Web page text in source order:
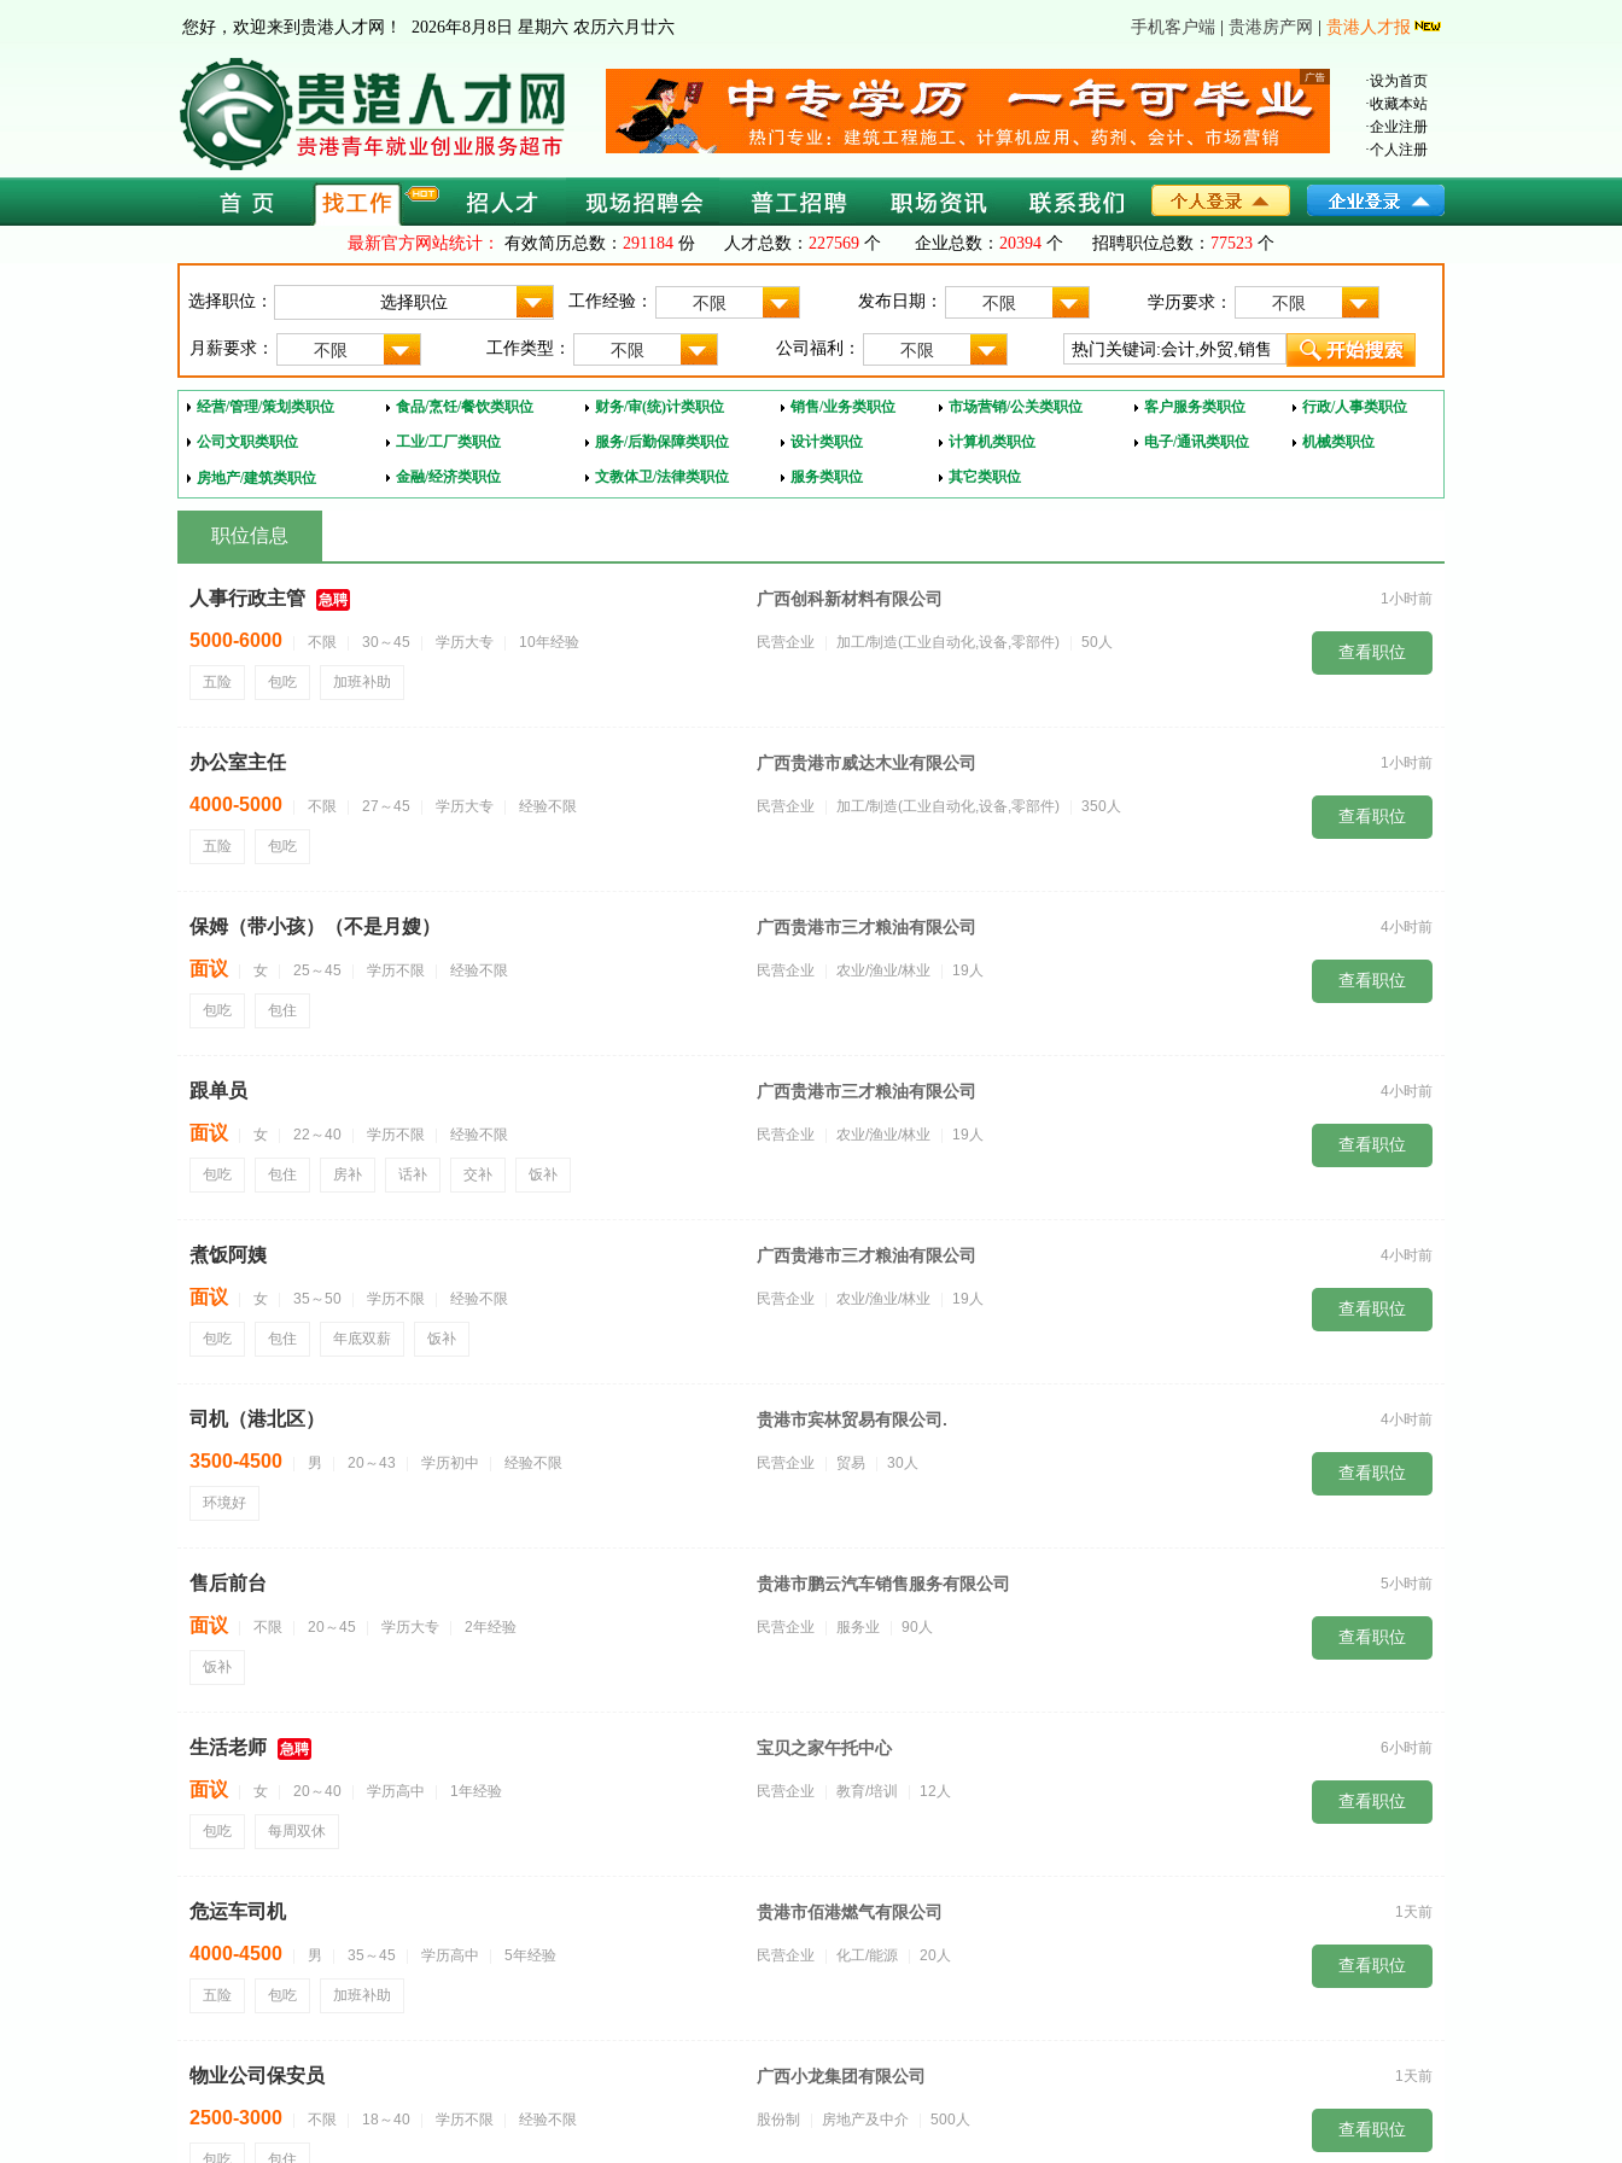
您好，欢迎来到贵港人才网！ 2026年8月8日 星期六 农历六月廿六 手机客户端 贵港房产网 贵港人才报
·设为首页
·收藏本站
·企业注册
·个人注册
最新官方网站统计： 有效简历总数： 291184 份 人才总数： 227569 个 企业总数： 20394 个 招聘职位总数： 77523 个
选择职位： 工作经验： 不限 发布日期： 不限 学历要求： 不限
月薪要求： 不限 工作类型： 不限 公司福利： 不限
经营/管理/策划类职位 食品/烹饪/餐饮类职位 财务/审(统)计类职位 销售/业务类职位 市场营销/公关类职位 客户服务类职位 行政/人事类职位
公司文职类职位 工业/工厂类职位 服务/后勤保障类职位 设计类职位 计算机类职位 电子/通讯类职位 机械类职位
房地产/建筑类职位 金融/经济类职位 文教体卫/法律类职位 服务类职位 其它类职位
职位信息
人事行政主管 急聘
5000-6000 不限 30～45 学历大专 10年经验
五险 包吃 加班补助
广西创科新材料有限公司
民营企业 加工/制造(工业自动化,设备,零部件) 50人
1小时前
查看职位
办公室主任
4000-5000 不限 27～45 学历大专 经验不限
五险 包吃
广西贵港市威达木业有限公司
民营企业 加工/制造(工业自动化,设备,零部件) 350人
1小时前
查看职位
保姆（带小孩）（不是月嫂）
面议 女 25～45 学历不限 经验不限
包吃 包住
广西贵港市三才粮油有限公司
民营企业 农业/渔业/林业 19人
4小时前
查看职位
跟单员
面议 女 22～40 学历不限 经验不限
包吃 包住 房补 话补 交补 饭补
广西贵港市三才粮油有限公司
民营企业 农业/渔业/林业 19人
4小时前
查看职位
煮饭阿姨
面议 女 35～50 学历不限 经验不限
包吃 包住 年底双薪 饭补
广西贵港市三才粮油有限公司
民营企业 农业/渔业/林业 19人
4小时前
查看职位
司机（港北区）
3500-4500 男 20～43 学历初中 经验不限
环境好
贵港市宾林贸易有限公司.
民营企业 贸易 30人
4小时前
查看职位
售后前台
面议 不限 20～45 学历大专 2年经验
饭补
贵港市鹏云汽车销售服务有限公司
民营企业 服务业 90人
5小时前
查看职位
生活老师 急聘
面议 女 20～40 学历高中 1年经验
包吃 每周双休
宝贝之家午托中心
民营企业 教育/培训 12人
6小时前
查看职位
危运车司机
4000-4500 男 35～45 学历高中 5年经验
五险 包吃 加班补助
贵港市佰港燃气有限公司
民营企业 化工/能源 20人
1天前
查看职位
物业公司保安员
2500-3000 不限 18～40 学历不限 经验不限
包吃 包住
广西小龙集团有限公司
股份制 房地产及中介 500人
1天前
查看职位